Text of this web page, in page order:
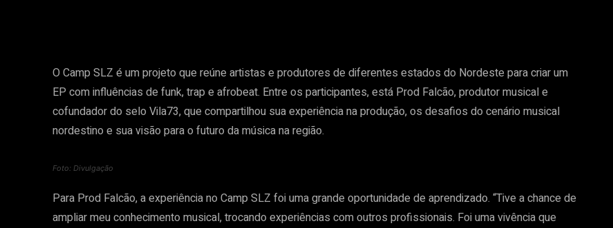
O Camp SLZ é um projeto que reúne artistas e produtores de diferentes estados do Nordeste para criar um
EP com influências de funk, trap e afrobeat. Entre os participantes, está Prod Falcão, produtor musical e
cofundador do selo Vila73, que compartilhou sua experiência na produção, os desafios do cenário musical
nordestino e sua visão para o futuro da música na região.
Foto: Divulgação
Para Prod Falcão, a experiência no Camp SLZ foi uma grande oportunidade de aprendizado. “Tive a chance de
ampliar meu conhecimento musical, trocando experiências com outros profissionais. Foi uma vivência que